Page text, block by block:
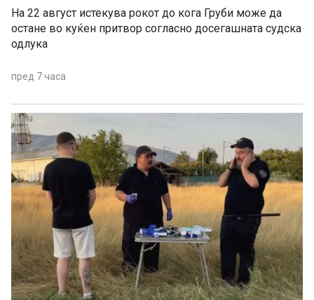
На 22 август истекува рокот до кога Груби може да
остане во куќен притвор согласно досегашната судска
одлука
пред 7 часа